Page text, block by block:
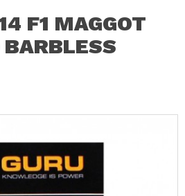
F1 MAGGOT
BARBLESS